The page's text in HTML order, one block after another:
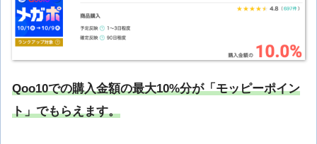
Qoo10での購入金額の最大10%分が「モッピーポイン
ト」でもらえます。